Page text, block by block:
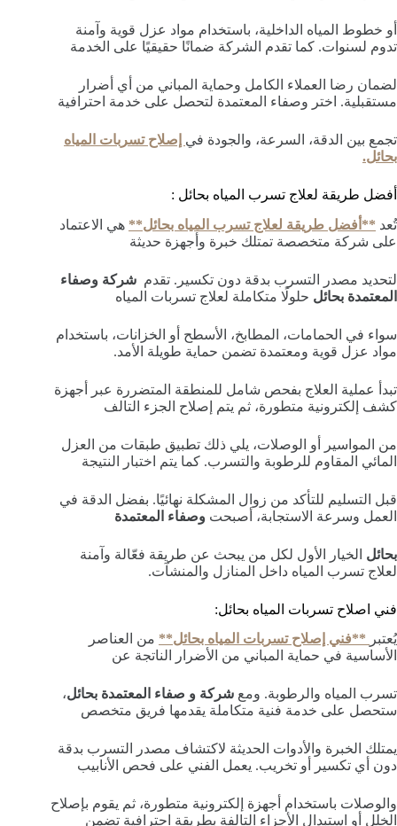
أو خطوط المياه الداخلية، باستخدام مواد عزل قوية وآمنة
تدوم لسنوات. كما تقدم الشركة ضمانًا حقيقيًا على الخدمة
لضمان رضا العملاء الكامل وحماية المباني من أي أضرار
مستقبلية. اختر وصفاء المعتمدة لتحصل على خدمة احترافية
تجمع بين الدقة، السرعة، والجودة في إصلاح تسربات المياه
بحائل.
أفضل طريقة لعلاج تسرب المياه بحائل :
تُعد **أفضل طريقة لعلاج تسرب المياه بحائل** هي الاعتماد
على شركة متخصصة تمتلك خبرة وأجهزة حديثة
لتحديد مصدر التسرب بدقة دون تكسير. تقدم شركة وصفاء
المعتمدة بحائل حلولًا متكاملة لعلاج تسربات المياه
سواء في الحمامات، المطابخ، الأسطح أو الخزانات، باستخدام
مواد عزل قوية ومعتمدة تضمن حماية طويلة الأمد.
تبدأ عملية العلاج بفحص شامل للمنطقة المتضررة عبر أجهزة
كشف إلكترونية متطورة، ثم يتم إصلاح الجزء التالف
من المواسير أو الوصلات، يلي ذلك تطبيق طبقات من العزل
المائي المقاوم للرطوبة والتسرب. كما يتم اختبار النتيجة
قبل التسليم للتأكد من زوال المشكلة نهائيًا. بفضل الدقة في
العمل وسرعة الاستجابة، أصبحت وصفاء المعتمدة
بحائل الخيار الأول لكل من يبحث عن طريقة فعّالة وآمنة
لعلاج تسرب المياه داخل المنازل والمنشآت.
فني اصلاح تسربات المياه بحائل:
يُعتبر **فني إصلاح تسربات المياه بحائل** من العناصر
الأساسية في حماية المباني من الأضرار الناتجة عن
تسرب المياه والرطوبة. ومع شركة و صفاء المعتمدة بحائل،
ستحصل على خدمة فنية متكاملة يقدمها فريق متخصص
يمتلك الخبرة والأدوات الحديثة لاكتشاف مصدر التسرب بدقة
دون أي تكسير أو تخريب. يعمل الفني على فحص الأنابيب
والوصلات باستخدام أجهزة إلكترونية متطورة، ثم يقوم بإصلاح
الخلل أو استبدال الأجزاء التالفة بطريقة احترافية تضمن